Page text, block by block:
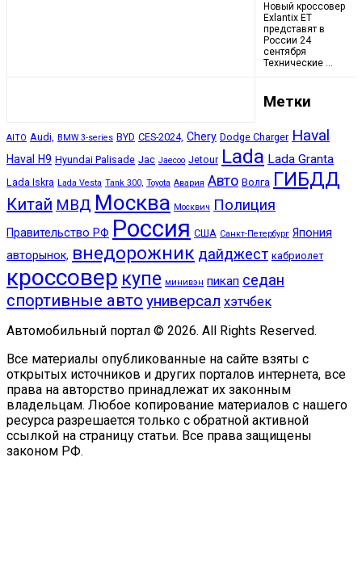
Новый кроссовер
Exlantix ET
представят в
России 24
сентября
Технические …
Метки
AITO Audi, BMW 3-series BYD CES-2024, Chery Dodge Charger Haval
Haval H9 Hyundai Palisade Jac Jaecoo Jetour Lada Lada Granta
Lada Iskra Lada Vesta Tank 300, Toyota Авария Авто Волга ГИБДД
Китай МВД Москва Москвич Полиция
Правительство РФ Россия США Санкт-Петербург Япония
авторынок, внедорожник дайджест кабриолет
кроссовер купе минивэн пикап седан
спортивные авто универсал хэтчбек
Автомобильный портал © 2026. All Rights Reserved.
Все материалы опубликованные на сайте взяты с
открытых источников и других порталов интернета, все
права на авторство принадлежат их законным
владельцам. Любое копирование материалов с нашего
ресурса разрешается только с обратной активной
ссылкой на страницу статьи. Все права защищены
законом РФ.